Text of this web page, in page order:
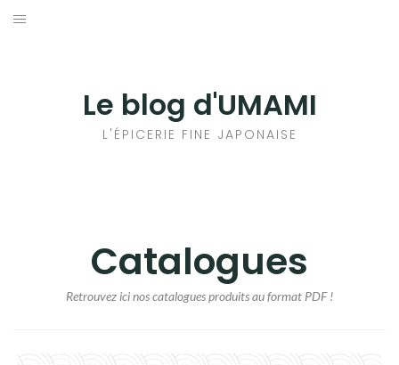
Aller
Le blog d'UMAMI
L'ÉPICERIE FINE JAPONAISE
Catalogues
Retrouvez ici nos catalogues produits au format PDF !